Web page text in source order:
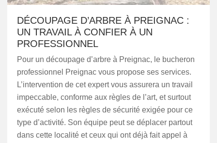
DÉCOUPAGE D’ARBRE À PREIGNAC :
UN TRAVAIL À CONFIER À UN
PROFESSIONNEL
Pour un découpage d’arbre à Preignac, le bucheron
professionnel Preignac vous propose ses services.
L’intervention de cet expert vous assurera un travail
impeccable, conforme aux règles de l’art, et surtout
exécuté selon les règles de sécurité exigée pour ce
type d’activité. Son équipe peut se déplacer partout
dans cette localité et ceux qui ont déjà fait appel à